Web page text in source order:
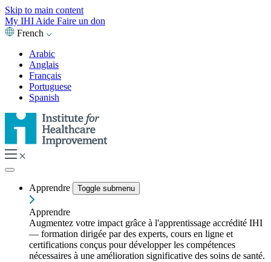
Skip to main content
My IHI Aide Faire un don
French
Arabic
Anglais
Français
Portuguese
Spanish
Apprendre Toggle submenu
Apprendre
Augmentez votre impact grâce à l'apprentissage accrédité IHI
— formation dirigée par des experts, cours en ligne et
certifications conçus pour développer les compétences
nécessaires à une amélioration significative des soins de santé.